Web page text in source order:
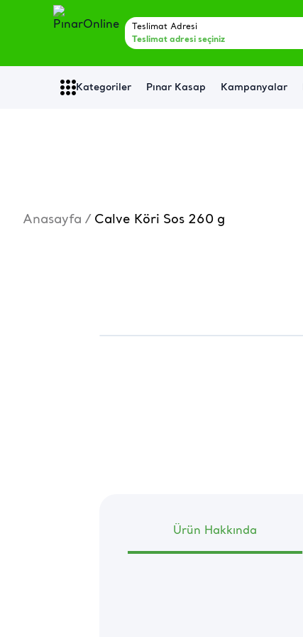
Teslimat Adresi
Teslimat adresi seçiniz
Kategoriler Pınar Kasap Kampanyalar
Anasayfa / Calve Köri Sos 260 g
Ürün Hakkında